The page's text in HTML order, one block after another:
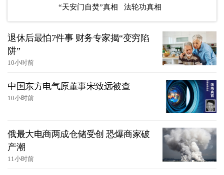
“天安门自焚”真相
法轮功真相
退休后最怕7件事 财务专家揭“变穷陷
阱”
10小时前
中国东方电气原董事宋致远被查
10小时前
俄最大电商两成仓储受创 恐爆商家破
产潮
11小时前